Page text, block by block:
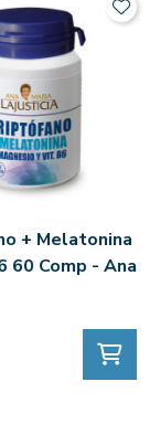
+ Melatonina
60 Comp - Ana